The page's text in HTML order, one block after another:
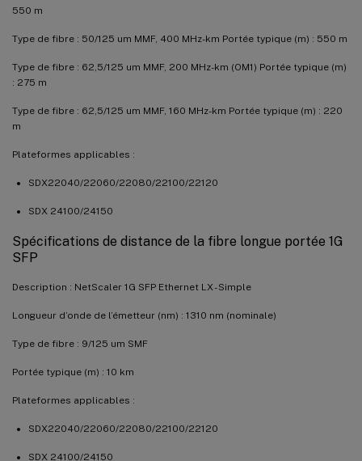
550 m
Type de fibre : 50/125 um MMF, 400 MHz-km Portée typique (m) : 550 m
Type de fibre : 62,5/125 um MMF, 200 MHz-km (OM1) Portée typique (m)
: 275 m
Type de fibre : 62,5/125 um MMF, 160 MHz-km Portée typique (m) : 220
m
Plateformes applicables :
SDX22040/22060/22080/22100/22120
SDX 24100/24150
Spécifications de distance de la fibre longue portée 1G
SFP
Description : NetScaler 1G SFP Ethernet LX - Simple
Longueur d’onde de l’émetteur (nm) : 1310 nm (nominale)
Type de fibre : 9/125 um SMF
Portée typique (m) : 10 km
Plateformes applicables :
SDX22040/22060/22080/22100/22120
SDX 24100/24150